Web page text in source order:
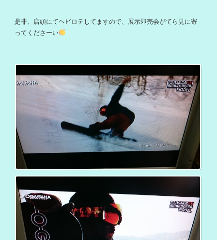
是非、店頭にてヘビロテしてますので、展示即売会がてら見に寄
ってくださーい